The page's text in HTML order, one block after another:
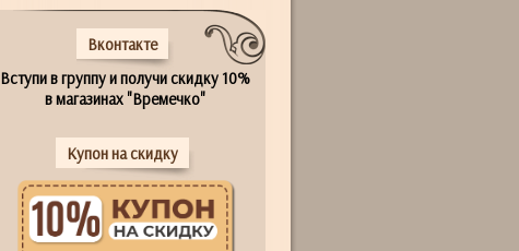
Вконтакте
Вступи в группу и получи скидку 10%
в магазинах "Времечко"
Купон на скидку